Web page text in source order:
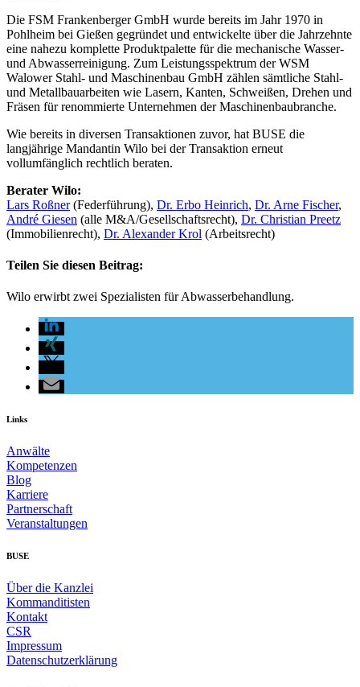
Die FSM Frankenberger GmbH wurde bereits im Jahr 1970 in
Pohlheim bei Gießen gegründet und entwickelte über die Jahrzehnte
eine nahezu komplette Produktpalette für die mechanische Wasser-
und Abwasserreinigung. Zum Leistungsspektrum der WSM
Walower Stahl- und Maschinenbau GmbH zählen sämtliche Stahl-
und Metallbauarbeiten wie Lasern, Kanten, Schweißen, Drehen und
Fräsen für renommierte Unternehmen der Maschinenbaubranche.
Wie bereits in diversen Transaktionen zuvor, hat BUSE die
langjährige Mandantin Wilo bei der Transaktion erneut
vollumfänglich rechtlich beraten.
Berater Wilo:
Lars Roßner(Federführung), Dr. Erbo Heinrich, Dr. Arne Fischer,
André Giesen (alle M&A/Gesellschaftsrecht), Dr. Christian Preetz
(Immobilienrecht), Dr. Alexander Krol (Arbeitsrecht)
Teilen Sie diesen Beitrag:
Wilo erwirbt zwei Spezialisten für Abwasserbehandlung.
Links
Anwälte
Kompetenzen
Blog
Karriere
Partnerschaft
Veranstaltungen
BUSE
Über die Kanzlei
Kommanditisten
Kontakt
CSR
Impressum
Datenschutzerklärung